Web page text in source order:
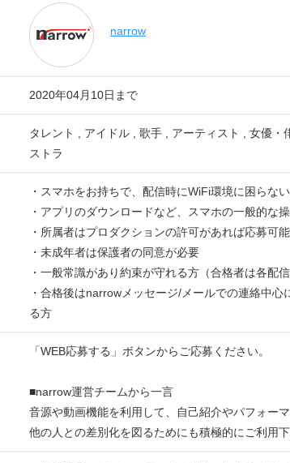
narrow
2020年04月10日まで
タレント , アイドル , 歌手 , アーティスト , 女優
ストラ
・スマホをお持ちで、配信時にWiFi環境に困らな
・アプリのダウンロードなど、スマホの一般的な
・所属者はプロダクションの許可があれば応募可能
・未成年者は保護者の同意が必要
・一般常識があり約束が守れる方（合格者は各配
・合格後はnarrowメッセージ/メールでの連絡中
る方
「WEB応募する」ボタンからご応募ください。
■narrow運営チームから一言
音源や動画機能を利用して、自己紹介やパフォー
他の人との差別化を図るためにも積極的にご利用下